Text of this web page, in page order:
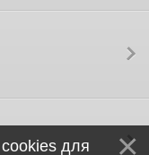
для